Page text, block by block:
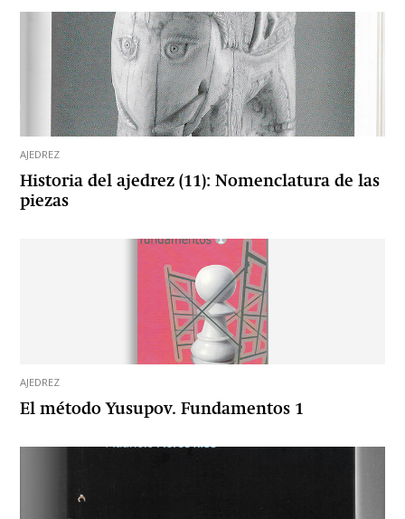
AJEDREZ
Historia del ajedrez (11): Nomenclatura de las
piezas
AJEDREZ
El método Yusupov. Fundamentos 1